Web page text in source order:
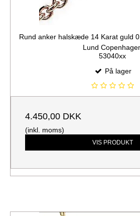
Rund anker halskæde 14 Karat guld
Lund
53040xx
På lager
4.450,00 DKK
(inkl. moms)
VIS PRODUKT